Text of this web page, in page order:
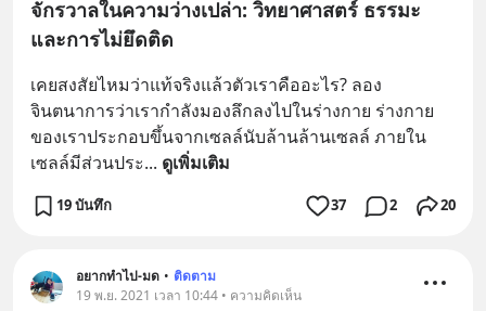
จักรวาลในความว่างเปล่า: วิทยาศาสตร์ ธรรมะ
และการไม่ยึดติด
เคยสงสัยไหมว่าแท้จริงแล้วตัวเราคืออะไร? ลอง
จินตนาการว่าเรากำลังมองลึกลงไปในร่างกาย ร่างกาย
ของเราประกอบขึ้นจากเซลล์นับล้านล้านเซลล์ ภายใน
เซลล์มีส่วนประ... ดูเพิ่มเติม
19 บันทึก 37 2 20
อยากทำไป-มด • ติดตาม
19 พ.ย. 2021 เวลา 10:44 • ความคิดเห็น